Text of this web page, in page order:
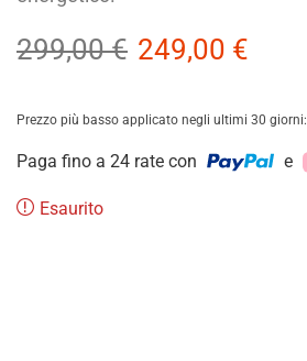
299,00€ 249,00 €
Prezzo più basso applicato negli ultimi 30 giorni:
Paga fino a 24 rate con e
Esaurito